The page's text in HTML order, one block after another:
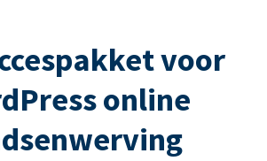
voor
online